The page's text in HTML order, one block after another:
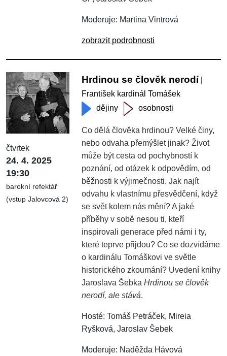
Moderuje: Martina Vintrová
zobrazit podrobnosti
čtvrtek
24. 4. 2025
19:30
barokní refektář
(vstup Jalovcová 2)
Hrdinou se člověk nerodí
František kardinál Tomášek
dějiny
osobnosti
Co dělá člověka hrdinou? Velké činy,
nebo odvaha přemýšlet jinak? Život
může být cesta od pochybností k
poznání, od otázek k odpovědím, od
běžnosti k výjimečnosti. Jak najít
odvahu k vlastnímu přesvědčení, když
se svět kolem nás mění? A jaké
příběhy v sobě nesou ti, kteří
inspirovali generace před námi i ty,
které teprve přijdou? Co se dozvídáme
o kardinálu Tomáškovi ve světle
historického zkoumání? Uvedení knihy
Jaroslava ŠebkaHrdinou se člověk
nerodí, ale stává.
Hosté: Tomáš Petráček, Mireia
Ryšková, Jaroslav Šebek
Moderuje: Naděžda Hávová